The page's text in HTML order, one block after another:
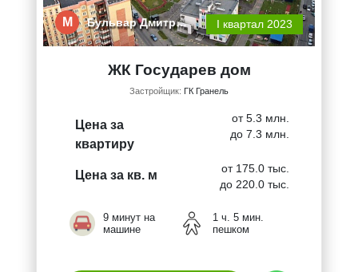
М Бульвар Дмитр… I квартал 2023
ЖК Государев дом
Застройщик: ГК Гранель
Цена за
квартиру
от 5.3 млн.
до 7.3 млн.
Цена за кв. м
от 175.0 тыс.
до 220.0 тыс.
9 минут на
машине
1 ч. 5 мин.
пешком